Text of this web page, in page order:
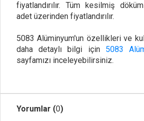
fiyatlandırılır. Tüm kesilmiş
adet üzerinden fiyatlandırılır.
5083 Alüminyum'un özellikleri ve
daha detaylı bilgi için 5083
sayfamızı inceleyebilirsiniz.
Yorumlar (0)